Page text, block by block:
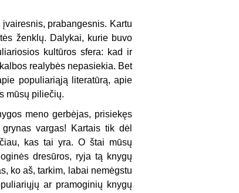
prabangesnis. Kartu
ženklų. Dalykai, kurie buvo
kultūros sfera: kad ir
realybės nepasiekia. Bet
populiariąją literatūrą, apie
mūsų piliečių.
meno gerbėjas, prisiekęs
vargas! Kartais tik dėl
kas tai yra. O štai mūsų
dresūros, ryja tą knygų
ko aš, tarkim, labai nemėgstu
ar pramoginių knygų